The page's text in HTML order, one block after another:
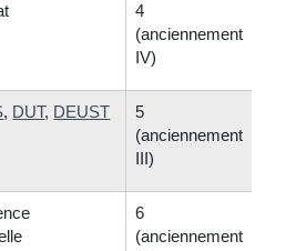
4
(anciennement
IV)
, DUT, DEUST
5
(anciennement
III)
6
(anciennement